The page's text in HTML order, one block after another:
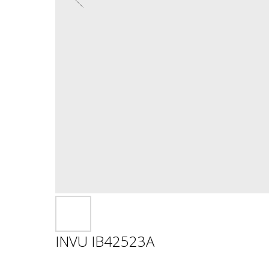
INVU IB42523A